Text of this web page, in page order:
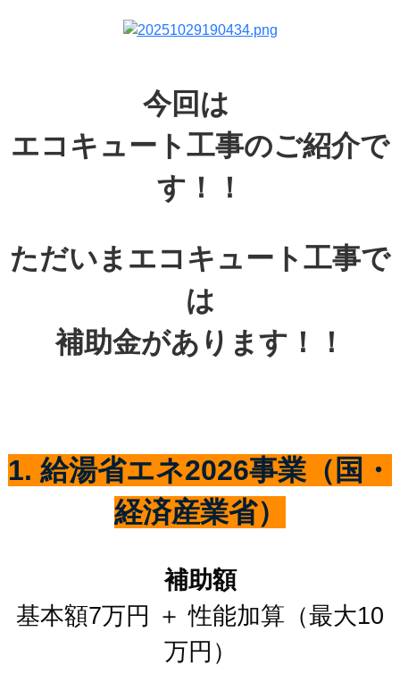
今回は
エコキュート工事のご紹介で
す！！
ただいまエコキュート工事で
は
補助金があります！！
1. 給湯省エネ2026事業（国・
経済産業省）
補助額
基本額7万円 ＋ 性能加算（最大10
万円）